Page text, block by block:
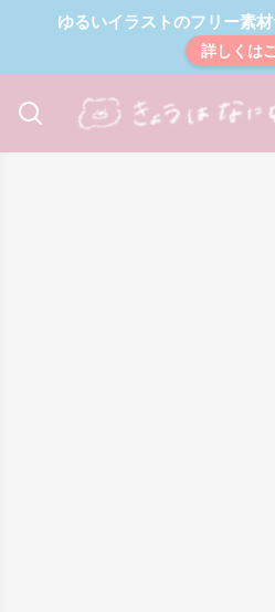
ゆるいイラストのフリー素材
詳しくは